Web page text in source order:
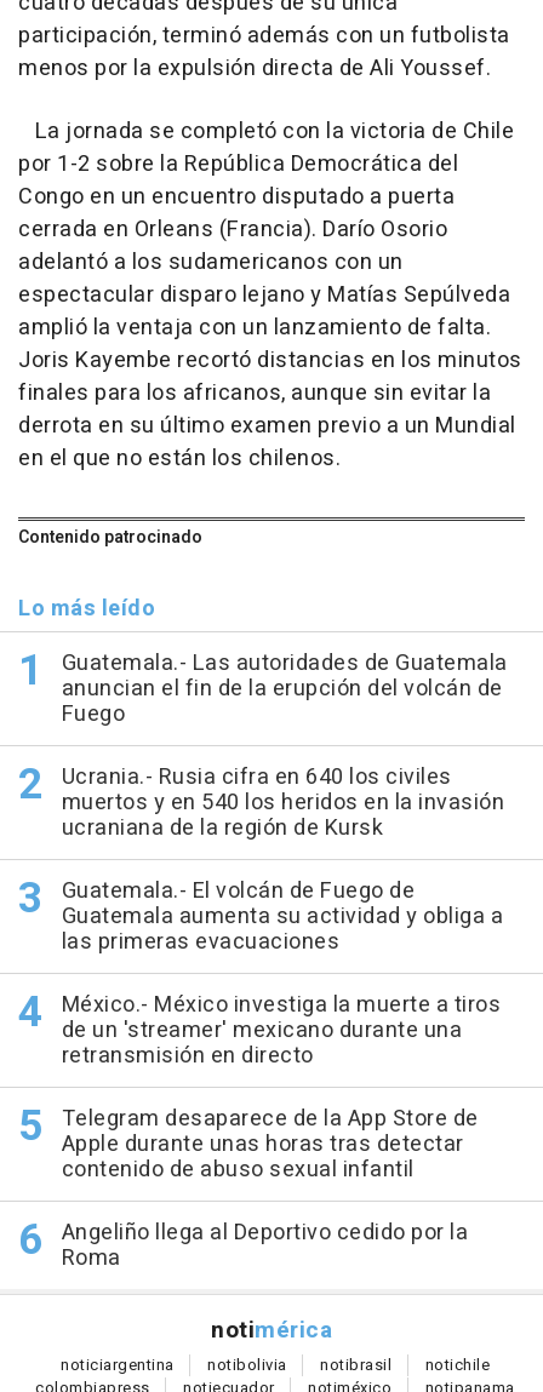
participación, terminó además con un futbolista
menos por la expulsión directa de Ali Youssef.
La jornada se completó con la victoria de Chile
por 1-2 sobre la República Democrática del
Congo en un encuentro disputado a puerta
cerrada en Orleans (Francia). Darío Osorio
adelantó a los sudamericanos con un
espectacular disparo lejano y Matías Sepúlveda
amplió la ventaja con un lanzamiento de falta.
Joris Kayembe recortó distancias en los minutos
finales para los africanos, aunque sin evitar la
derrota en su último examen previo a un Mundial
en el que no están los chilenos.
Contenido patrocinado
Lo más leído
Guatemala.- Las autoridades de Guatemala
anuncian el fin de la erupción del volcán de
Fuego
Ucrania.- Rusia cifra en 640 los civiles
muertos y en 540 los heridos en la invasión
ucraniana de la región de Kursk
Guatemala.- El volcán de Fuego de
Guatemala aumenta su actividad y obliga a
las primeras evacuaciones
México.- México investiga la muerte a tiros
de un 'streamer' mexicano durante una
retransmisión en directo
Telegram desaparece de la App Store de
Apple durante unas horas tras detectar
contenido de abuso sexual infantil
Angeliño llega al Deportivo cedido por la
Roma
notimérica
noticiargentina notibolivia notibrasil notichile